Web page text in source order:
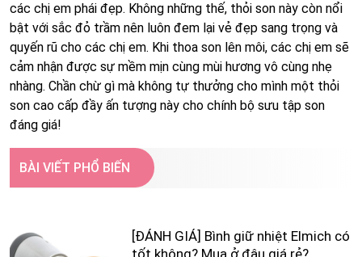
các chị em phái đẹp. Không những thế, thỏi son này còn nổi
bật với sắc đỏ trầm nên luôn đem lại vẻ đẹp sang trọng và
quyến rũ cho các chị em. Khi thoa son lên môi, các chị em sẽ
cảm nhận được sự mềm mịn cùng mùi hương vô cùng nhẹ
nhàng. Chần chừ gì mà không tự thưởng cho mình một thỏi
son cao cấp đầy ấn tượng này cho chính bộ sưu tập son
đáng giá!
BÀI VIẾT PHỔ BIẾN
[ĐÁNH GIÁ] Bình giữ nhiệt Elmich có